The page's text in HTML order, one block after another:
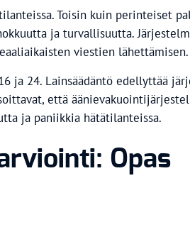
Toisin kuin perinteiset
ja turvallisuutta.
viestien lähettämisen.
ja 24. Lainsäädäntö edellyttää
että
ja paniikkia hätätilanteissa.
Opas